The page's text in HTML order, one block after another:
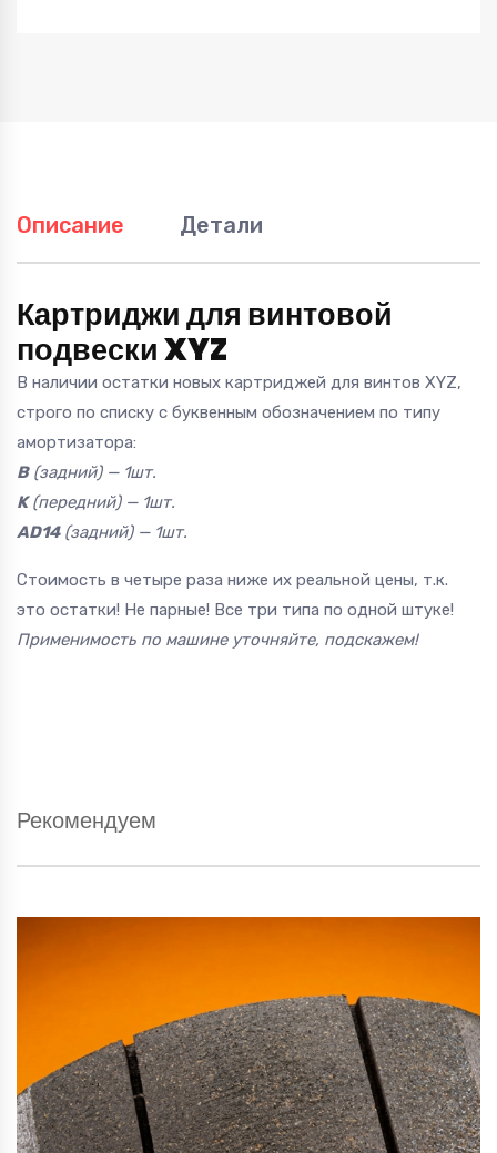
Описание Детали
Картриджи для винтовой
подвески XYZ
В наличии остатки новых картриджей для винтов XYZ,
строго по списку с буквенным обозначением по типу
амортизатора:
B(задний) — 1шт.
K(передний) — 1шт.
AD14(задний) — 1шт.
Стоимость в четыре раза ниже их реальной цены, т.к.
это остатки! Не парные! Все три типа по одной штуке!
Применимость по машине уточняйте, подскажем!
Рекомендуем